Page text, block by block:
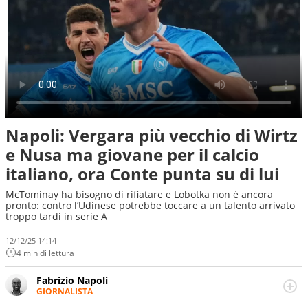
Napoli: Vergara più vecchio di Wirtz
e Nusa ma giovane per il calcio
italiano, ora Conte punta su di lui
McTominay ha bisogno di rifiatare e Lobotka non è ancora
pronto: contro l’Udinese potrebbe toccare a un talento arrivato
troppo tardi in serie A
12/12/25 14:14
4 min di lettura
Fabrizio Napoli
GIORNALISTA